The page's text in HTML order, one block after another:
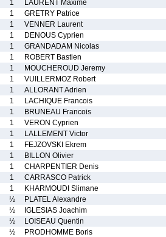
1
LAURENT Maxime
1
GRETRY Patrice
1
VENNER Laurent
1
DENOUS Cyprien
1
GRANDADAM Nicolas
1
ROBERT Bastien
1
MOUCHEROUD Jeremy
1
VUILLERMOZ Robert
1
ALLORANT Adrien
1
LACHIQUE Francois
1
BRUNEAU Francois
1
VERON Cyprien
1
LALLEMENT Victor
1
FEJZOVSKI Ekrem
1
BILLON Olivier
1
CHARPENTIER Denis
1
CARRASCO Patrick
1
KHARMOUDI Slimane
½
PLATEL Alexandre
½
IGLESIAS Joachim
½
LOISEAU Quentin
½
PRODHOMME Boris